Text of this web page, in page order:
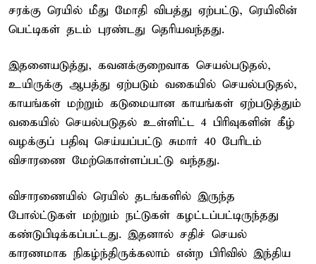
சரக்கு ரெயில் மீது மோதி விபத்து ஏற்பட்டு, ரெயிலின்
பெட்டிகள் தடம் புரண்டது தெரியவந்தது.
இதனையடுத்து, கவனக்குறைவாக செயல்படுதல்,
உயிருக்கு ஆபத்து ஏற்படும் வகையில் செயல்படுதல்,
காயங்கள் மற்றும் கடுமையான காயங்கள் ஏற்படுத்தும்
வகையில் செயல்படுதல் உள்ளிட்ட 4 பிரிவுகளின் கீழ்
வழக்குப் பதிவு செய்யப்பட்டு சுமார் 40 பேரிடம்
விசாரணை மேற்கொள்ளப்பட்டு வந்தது.
விசாரணையில் ரெயில் தடங்களில் இருந்த
போல்ட்டுகள் மற்றும் நட்டுகள் கழட்டப்பட்டிருந்தது
கண்டுபிடிக்கப்பட்டது. இதனால் சதிச் செயல்
காரணமாக நிகழ்ந்திருக்கலாம் என்ற பிரிவில் இந்திய